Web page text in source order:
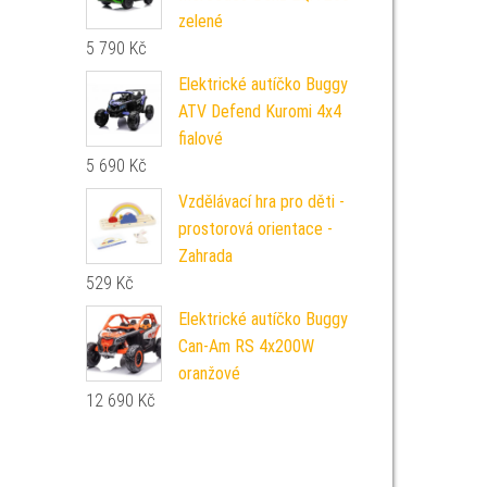
zelené
5 790 Kč
Elektrické autíčko Buggy
ATV Defend Kuromi 4x4
fialové
5 690 Kč
Vzdělávací hra pro děti -
prostorová orientace -
Zahrada
529 Kč
Elektrické autíčko Buggy
Can-Am RS 4x200W
oranžové
12 690 Kč